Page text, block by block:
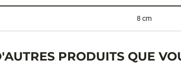
8 cm
PRODUITS QUE